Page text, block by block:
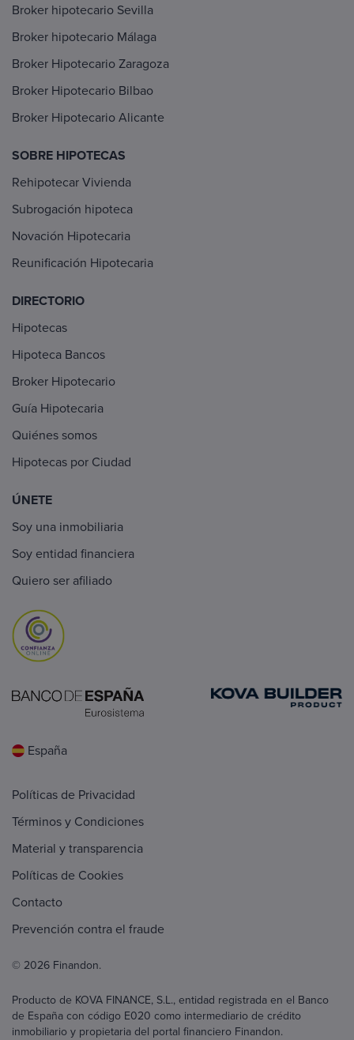
Broker hipotecario Sevilla
Broker hipotecario Málaga
Broker Hipotecario Zaragoza
Broker Hipotecario Bilbao
Broker Hipotecario Alicante
SOBRE HIPOTECAS
Rehipotecar Vivienda
Subrogación hipoteca
Novación Hipotecaria
Reunificación Hipotecaria
DIRECTORIO
Hipotecas
Hipoteca Bancos
Broker Hipotecario
Guía Hipotecaria
Quiénes somos
Hipotecas por Ciudad
ÚNETE
Soy una inmobiliaria
Soy entidad financiera
Quiero ser afiliado
España
Políticas de Privacidad
Términos y Condiciones
Material y transparencia
Políticas de Cookies
Contacto
Prevención contra el fraude
© 2026 Finandon.
Producto de KOVA FINANCE, S.L., entidad registrada en el Banco
de España con código E020 como intermediario de crédito
inmobiliario y propietaria del portal financiero Finandon.